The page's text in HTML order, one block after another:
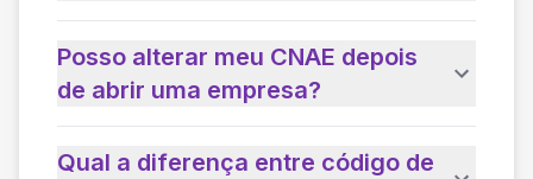
Posso alterar meu CNAE depois
de abrir uma empresa?
Qual a diferença entre código de